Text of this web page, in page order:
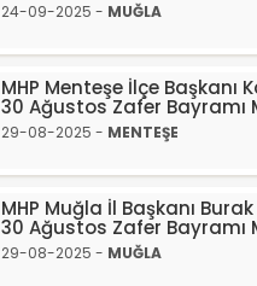
24-09-2025 - MUĞLA
MHP Menteşe İlçe Başkanı
30 Ağustos Zafer Bayramı
29-08-2025 - MENTEŞE
MHP Muğla İl Başkanı
30 Ağustos Zafer Bayramı
29-08-2025 - MUĞLA